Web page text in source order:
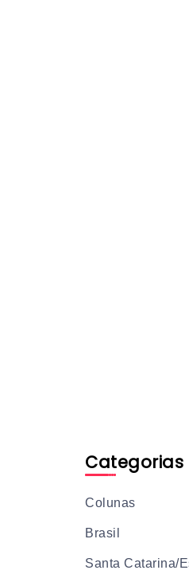
Categorias
Colunas
Brasil
Santa Catarina/